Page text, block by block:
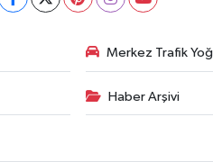
Merkez Trafik
Haber Arşivi